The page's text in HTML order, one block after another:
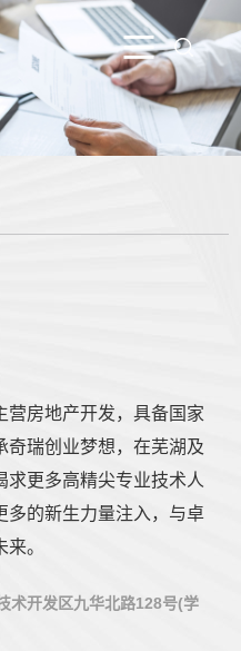
营房地产开发，具备国家
奇瑞创业梦想，在芜湖及
求更多高精尖专业技术人
多的新生力量注入，与卓
。
术开发区九华北路128号(学